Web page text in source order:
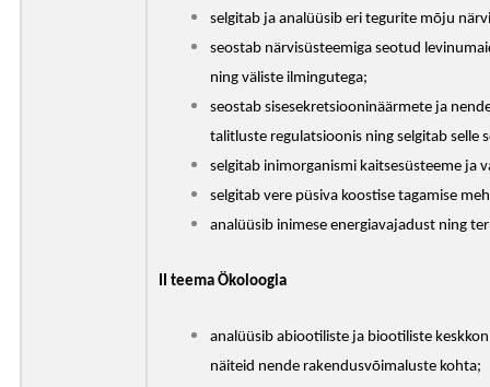
selgitab ja analüüsib eri tegurite mõju
seostab närvisüsteemiga seotud
ning väliste ilmingutega;
seostab sisesekretsiooninäärmete ja
talitluste regulatsioonis ning selgitab selle
selgitab inimorganismi kaitsesüsteeme ja
selgitab vere püsiva koostise tagamise
analüüsib inimese energiavajadust ning
II teema Ökoloogia
analüüsib abiootiliste ja biootiliste
näiteid nende rakendusvõimaluste kohta;